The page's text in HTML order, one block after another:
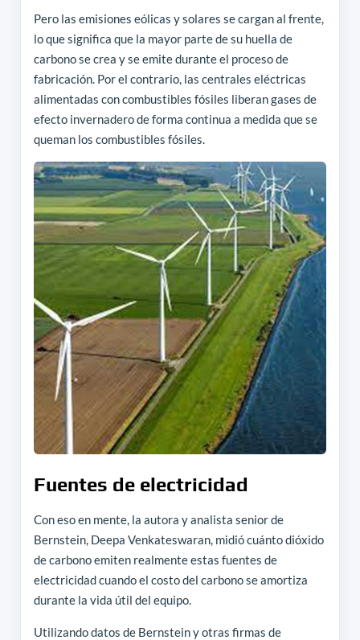
Pero las emisiones eólicas y solares se cargan al frente,
lo que significa que la mayor parte de su huella de
carbono se crea y se emite durante el proceso de
fabricación. Por el contrario, las centrales eléctricas
alimentadas con combustibles fósiles liberan gases de
efecto invernadero de forma continua a medida que se
queman los combustibles fósiles.
Fuentes de electricidad
Con eso en mente, la autora y analista senior de
Bernstein, Deepa Venkateswaran, midió cuánto dióxido
de carbono emiten realmente estas fuentes de
electricidad cuando el costo del carbono se amortiza
durante la vida útil del equipo.
Utilizando datos de Bernstein y otras firmas de